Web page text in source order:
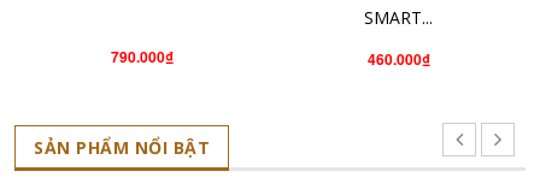
790.000₫
SMART...
460.000₫
SẢN PHẨM NỔI BẬT